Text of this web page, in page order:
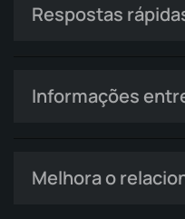
Respostas
Informações
Melhora o